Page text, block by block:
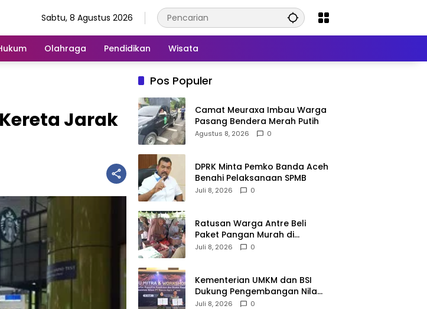
Sabtu, 8 Agustus 2026
Olahraga Pendidikan Wisata
Jarak
Pos Populer
Camat Meuraxa Imbau Warga
Pasang Bendera Merah Putih
Agustus 8, 2026 0
DPRK Minta Pemko Banda Aceh
Benahi Pelaksanaan SPMB
Juli 8, 2026 0
Ratusan Warga Antre Beli
Paket Pangan Murah di
Simpang Tiga
Juli 8, 2026 0
Kementerian UMKM dan BSI
Dukung Pengembangan Nilam
Aceh Bersama PT Razma Agro
Juli 8, 2026 0